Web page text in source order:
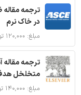
ترجمه
در خاک نرم
مبلغ: ۱۲۰,۰۰۰ تومان
ترجمه مقاله
متخلخل
مبلغ: ۱۴۰,۰۰۰ تومان